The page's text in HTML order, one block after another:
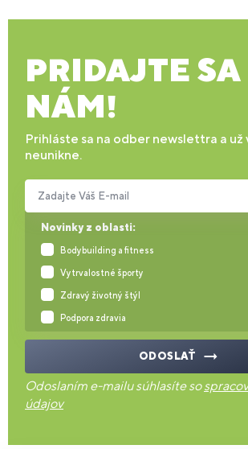
PRIDAJTE SA
NÁM!
Prihláste sa na odber newslettra a už
neunikne.
Novinky z oblasti:
Bodybuilding a fitness
Vytrvalostné športy
Zdravý životný štýl
Podpora zdravia
Zadajte Váš E-mail
ODOSLAŤ
Odoslaním e-mailu súhlasíte so
údajov